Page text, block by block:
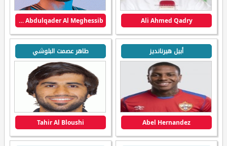
Ali Ahmed Qadry
Ahmed Abdulqader Al Meghessib
أبيل هيرنانديز
Abel Hernandez
طاهر عصمت البلوشي
Tahir Al Bloushi